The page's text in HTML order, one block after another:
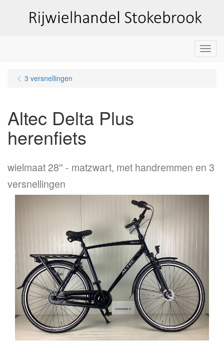
Menu
3 versnellingen
Altec Delta Plus
herenfiets
wielmaat 28''
matzwart, met handremmen en 3
versnellingen